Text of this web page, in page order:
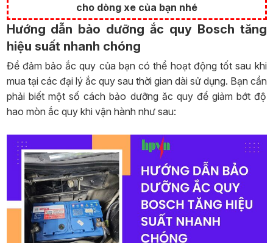
cho dòng xe của bạn nhé
Hướng dẫn bảo dưỡng ắc quy Bosch tăng
hiệu suất nhanh chóng
Để đảm bảo ắc quy của bạn có thể hoạt động tốt sau khi
mua tại các đại lý ắc quy sau thời gian dài sử dụng. Bạn cần
phải biết một số cách bảo dưỡng ăc quy để giảm bớt độ
hao mòn ắc quy khi vận hành như sau: